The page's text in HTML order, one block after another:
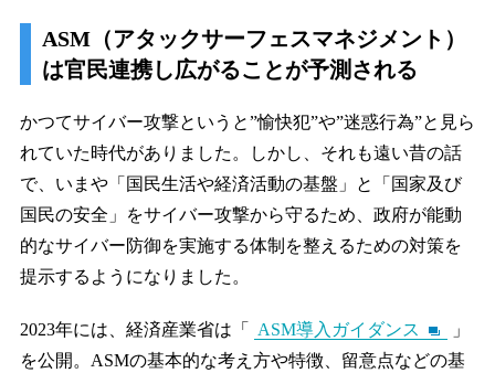
ASM（アタックサーフェスマネジメント）
は官民連携し広がることが予測される
かつてサイバー攻撃というと”愉快犯”や”迷惑行為”と見ら
れていた時代がありました。しかし、それも遠い昔の話
で、いまや「国民生活や経済活動の基盤」と「国家及び
国民の安全」をサイバー攻撃から守るため、政府が能動
的なサイバー防御を実施する体制を整えるための対策を
提示するようになりました。
2023年には、経済産業省は「 ASM導⼊ガイダンス
」
を公開。ASMの基本的な考え方や特徴、留意点などの基